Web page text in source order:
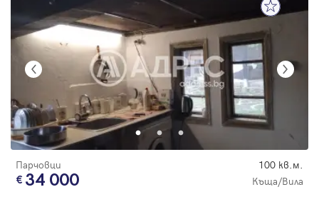
Парчовци 100 кв.м.
34 000 Къща/Вила